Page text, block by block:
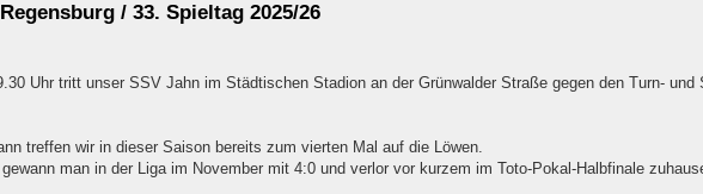
/ 33. Spieltag 2025/26
Uhr tritt unser SSV Jahn im Städtischen Stadion an der Grünwalder Straße gegen den Turn- und
treffen wir in dieser Saison bereits zum vierten Mal auf die Löwen.
man in der Liga im November mit 4:0 und verlor vor kurzem im Toto-Pokal-Halbfinale